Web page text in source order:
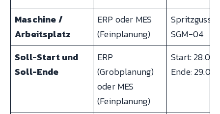
Maschine /
Arbeitsplatz
ERP oder MES
(Feinplanung)
SGM-04
Soll-Start und
Soll-Ende
ERP
(Grobplanung)
oder MES
(Feinplanung)
Start:
Ende: